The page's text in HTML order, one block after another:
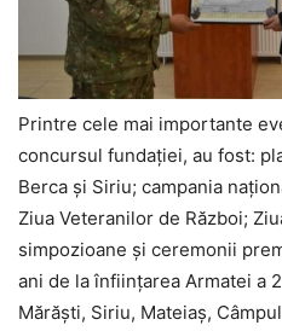
Printre cele mai importante
concursul fundației, au fost:
Berca și Siriu; campania
Ziua Veteranilor de Război;
simpozioane și ceremonii
ani de la înființarea Armatei a
Mărăști, Siriu, Mateiaș,